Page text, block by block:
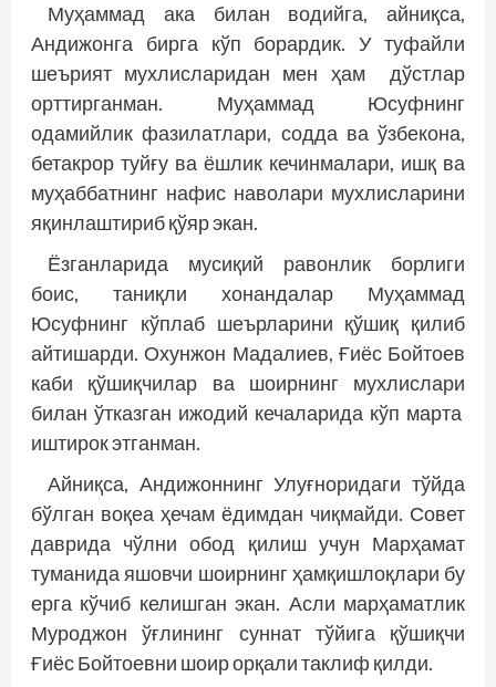
Муҳаммад ака билан водийга, айниқса,
Андижонга бирга кўп борардик. У туфайли
шеърият мухлисларидан мен ҳам дўстлар
орттирганман. Муҳаммад Юсуфнинг
одамийлик фазилатлари, содда ва ўзбекона,
бетакрор туйғу ва ёшлик кечинмалари, ишқ ва
муҳаббатнинг нафис наволари мухлисларини
яқинлаштириб қўяр экан.
Ёзганларида мусиқий равонлик борлиги
боис, таниқли хонандалар Муҳаммад
Юсуфнинг кўплаб шеърларини қўшиқ қилиб
айтишарди. Охунжон Мадалиев, Ғиёс Бойтоев
каби қўшиқчилар ва шоирнинг мухлислари
билан ўтказган ижодий кечаларида кўп марта
иштирок этганман.
Айниқса, Андижоннинг Улуғноридаги тўйда
бўлган воқеа ҳечам ёдимдан чиқмайди. Совет
даврида чўлни обод қилиш учун Марҳамат
туманида яшовчи шоирнинг ҳамқишлоқлари бу
ерга кўчиб келишган экан. Асли марҳаматлик
Муроджон ўғлининг суннат тўйига қўшиқчи
Ғиёс Бойтоевни шоир орқали таклиф қилди.